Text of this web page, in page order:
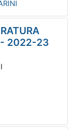
- 2022-23